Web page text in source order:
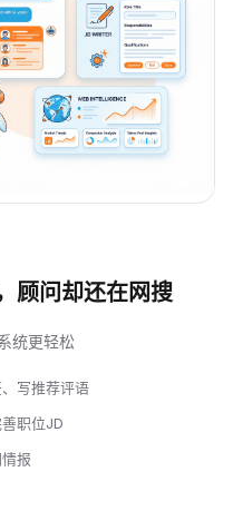
顾问却还在网搜
统更轻松
写推荐评语
职位JD
报